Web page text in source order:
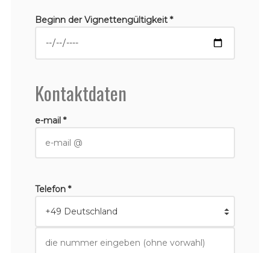
Beginn der Vignettengültigkeit *
Kontaktdaten
e-mail *
Telefon *